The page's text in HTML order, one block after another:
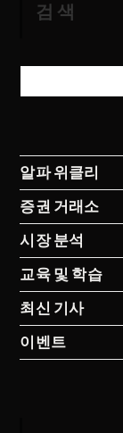
검색
검
알파 위클리
증권 거래소
시장 분석
교육 및 학습
최신 기사
이벤트